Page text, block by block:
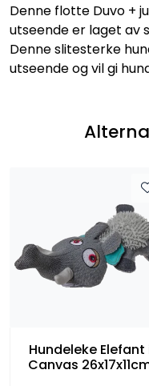
Denne flotte Duvo +
utseende er laget av
Denne slitesterke
utseende og vil gi
Hundeleke Elefant
Canvas